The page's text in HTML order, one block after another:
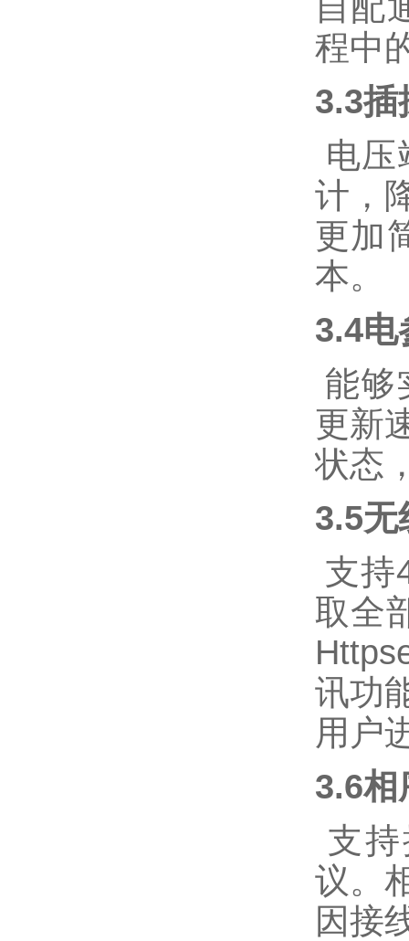
程中
3.3插
电压
计，
更加
本。
3.4电
能够
更新
状态
3.5无
支持
取全
讯功
用户
3.6相
支
议。
因接